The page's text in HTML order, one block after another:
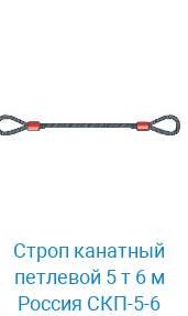
Строп канатный
петлевой 5 т 6 м
Россия СКП-5-6